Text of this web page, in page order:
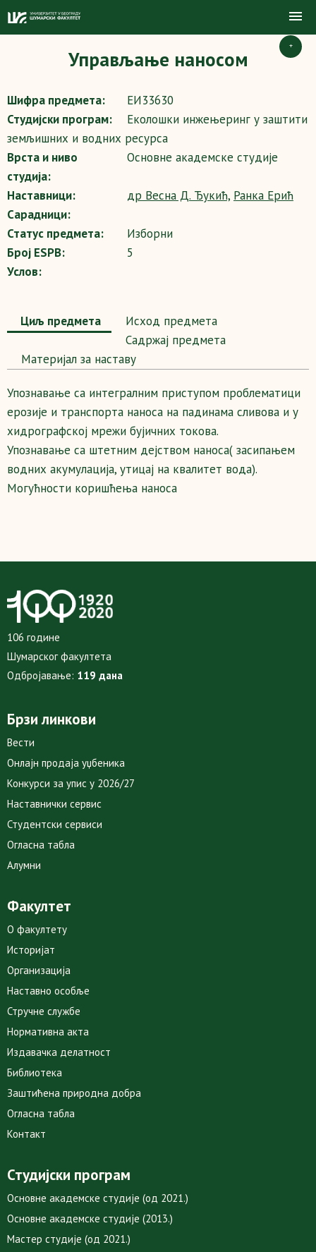
+
Управљање наносом
Шифра предмета:
ЕИ33630
Студијски програм:
Еколошки инжењеринг у заштити
земљишних и водних ресурса
Врста и ниво
студија:
Основне академске студије
Наставници: др Весна Д. Ђукић, Ранка Ерић
Сарадници:
Статус предмета:
Изборни
Број ESPB:
5
Услов:
Циљ предмета
Исход предмета
Садржај предмета
Maтеријал за наставу
Упознавање са интегралним приступом проблематици
ерозије и транспорта наноса на падинама сливова и у
хидрографској мрежи бујичних токова.
Упознавање са штетним дејством наноса( засипањем
водних акумулација, утицај на квалитет вода).
Могућности коришћења наноса
106 године
Шумарског факултета
Одбројавање: 119 дана
Брзи линкови
Вести
Онлајн продаја уџбеника
Конкурси за упис у 2026/27
Наставнички сервис
Студентски сервиси
Огласна табла
Алумни
Факултет
О факултету
Историјат
Организација
Наставно особље
Стручне службе
Нормативна акта
Издавачка делатност
Библиотека
Заштићена природна добра
Огласна табла
Контакт
Студијски програм
Основне академске студије (од 2021.)
Основне академске студије (2013.)
Мастер студије (од 2021.)